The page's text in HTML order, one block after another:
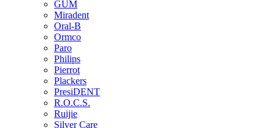
GUM
Miradent
Oral-B
Ormco
Paro
Philips
Pierrot
Plackers
PresiDENT
R.O.C.S.
Ruijie
Silver Care